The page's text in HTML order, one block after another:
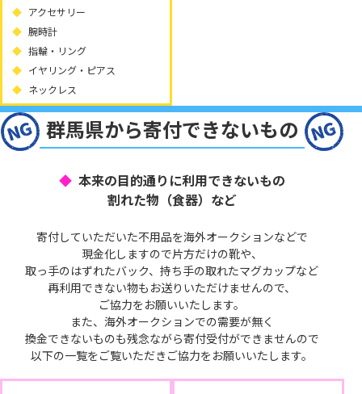
アクセサリー
腕時計
指輪・リング
イヤリング・ピアス
ネックレス
群馬県から寄付できないもの
本来の目的通りに利用できないもの
割れた物（食器）など
寄付していただいた不用品を海外オークションなどで
現金化しますので片方だけの靴や、
取っ手のはずれたバック、持ち手の取れたマグカップなど
再利用できない物もお送りいただけませんので、
ご協力をお願いいたします。
また、海外オークションでの需要が無く
換金できないものも残念ながら寄付受付ができませんので
以下の一覧をご覧いただきご協力をお願いいたします。